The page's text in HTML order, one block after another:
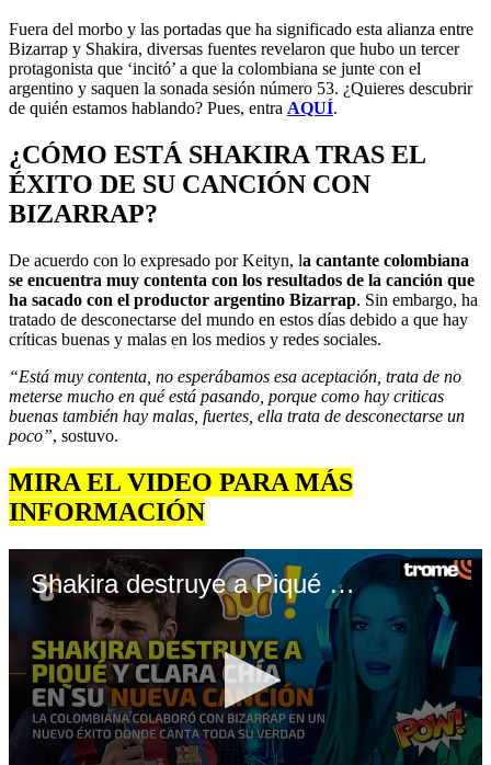
Fuera del morbo y las portadas que ha significado esta alianza entre
Bizarrap y Shakira, diversas fuentes revelaron que hubo un tercer
protagonista que ‘incitó’ a que la colombiana se junte con el
argentino y saquen la sonada sesión número 53. ¿Quieres descubrir
de quién estamos hablando? Pues, entra AQUÍ.
¿CÓMO ESTÁ SHAKIRA TRAS EL
ÉXITO DE SU CANCIÓN CON
BIZARRAP?
De acuerdo con lo expresado por Keityn, la cantante colombiana
se encuentra muy contenta con los resultados de la canción que
ha sacado con el productor argentino Bizarrap. Sin embargo, ha
tratado de desconectarse del mundo en estos días debido a que hay
críticas buenas y malas en los medios y redes sociales.
“Está muy contenta, no esperábamos esa aceptación, trata de no
meterse mucho en qué está pasando, porque como hay criticas
buenas también hay malas, fuertes, ella trata de desconectarse un
poco”, sostuvo.
MIRA EL VIDEO PARA MÁS
INFORMACIÓN
Shakira destruye a Piqué con nueva canción